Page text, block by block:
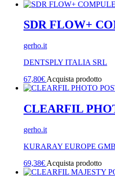
SDR FLOW+
gerho.it
DENTSPLY ITALIA SRL
67,80€ Acquista prodotto
CLEARFIL
gerho.it
KURARAY EUROPE
69,38€ Acquista prodotto